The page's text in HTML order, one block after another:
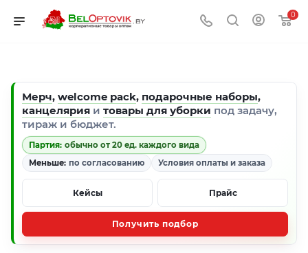
0
Мерч, welcome pack, подарочные наборы,
канцелярия и товары для уборки под задачу,
тираж и бюджет.
Партия: обычно от 20 ед. каждого вида
Меньше: по согласованию Условия оплаты и заказа
Кейсы Прайс
Получить подбор